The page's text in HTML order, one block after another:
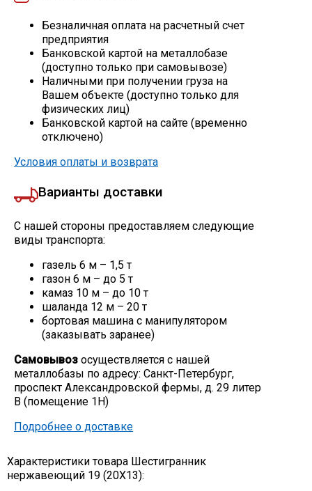
Безналичная оплата на расчетный счет
предприятия
Банковской картой на металлобазе
(доступно только при самовывозе)
Наличными при получении груза на
Вашем объекте (доступно только для
физических лиц)
Банковской картой на сайте (временно
отключено)
Условия оплаты и возврата
Варианты доставки
С нашей стороны предоставляем следующие
виды транспорта:
газель 6 м – 1,5 т
газон 6 м – до 5 т
камаз 10 м – до 10 т
шаланда 12 м – 20 т
бортовая машина с манипулятором
(заказывать заранее)
Самовывоз осуществляется с нашей
металлобазы по адресу: Санкт-Петербург,
проспект Александровской фермы, д. 29 литер
В (помещение 1Н)
Подробнее о доставке
Характеристики товара Шестигранник
нержавеющий 19 (20Х13):